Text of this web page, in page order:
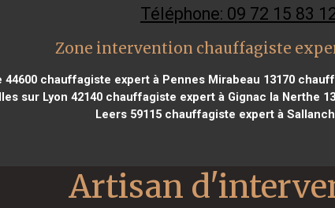
Téléphone: 09 72 15 83
Zone intervention chauffagiste
chauffagiste expert à Pennes Mirabeau 13170
sur Lyon 42140 chauffagiste expert à Gignac la Nerthe
Leers 59115chauffagiste expert à
Artisan